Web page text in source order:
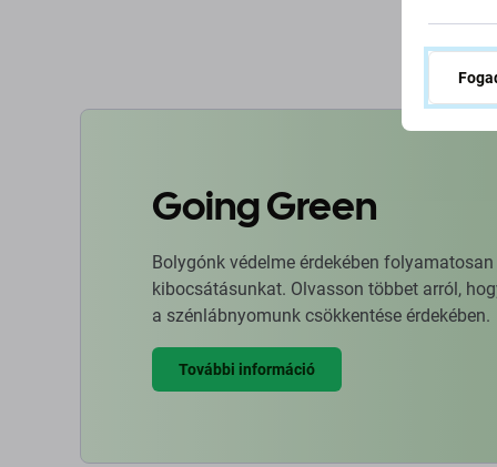
Going Green
Bolygónk védelme érdekében
kibocsátásunkat. Olvasson többet arról,
a szénlábnyomunk csökkentése érdekében.
További információ